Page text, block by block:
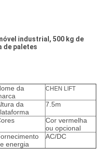
industrial, 500 kg de
de paletes
da
CHEN LIFT
da
7.5m
Cor vermelha
ou opcional
energia
AC/DC